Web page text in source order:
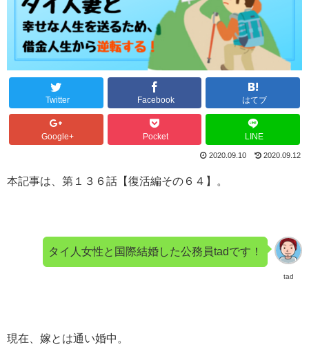
Twitter Facebook はてブ
Google+ Pocket LINE
2020.09.10 2020.09.12
本記事は、第１３６話【復活編その６４】。
tad
タイ人女性と国際結婚した公務員tadです！
現在、嫁とは通い婚中。